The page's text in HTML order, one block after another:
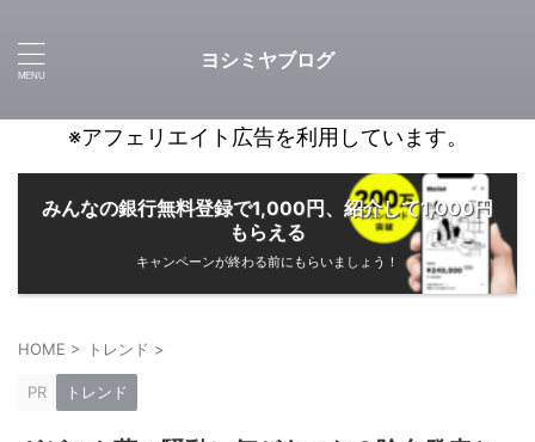
ヨシミヤブログ
※アフェリエイト広告を利用しています。
みんなの銀行無料登録で1,000円、紹介して1,000円
もらえる
キャンペーンが終わる前にもらいましょう！
HOME > トレンド >
PR トレンド